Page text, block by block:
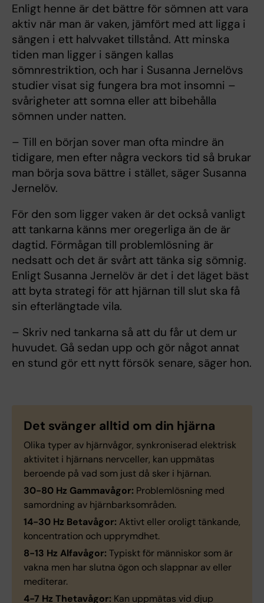
Enligt henne är det bättre för sömnen att vara
aktiv när man är vaken, jämfört med att ligga i
sängen i ett halvvaket tillstånd. Att minska
tiden man ligger i sängen kallas
sömnrestriktion, och har i Susanna Jernelövs
studier visat sig fungera bra mot insomni –
svårigheter att somna eller att bibehålla
sömnen under natten.
– Till en början sover man ofta mindre än
tidigare, men efter några veckors tid så brukar
man börja sova bättre i stället, säger Susanna
Jernelöv.
För den som ligger vaken är det också vanligt
att tankarna känns mer oregerliga än de är
dagtid. Förmågan till problemlösning är
nedsatt och det är svårt att tänka sig sömnig.
Enligt Susanna Jernelöv är det i det läget bäst
att byta strategi för att hjärnan till slut ska få
sin efterlängtade vila.
– Skriv ned tankarna så att du får ut dem ur
huvudet. Gå sedan upp och gör något annat
en stund gör ett nytt försök senare, säger hon.
Det svänger alltid om din hjärna
Olika typer av hjärnvågor, synkroniserad elektrisk
aktivitet i hjärnans nervceller, kan uppmätas
beroende på vad som just då sker i hjärnan.
30-80 Hz Gammavågor: Problemlösning med
samordning av hjärnbarksområden.
14-30 Hz Betavågor: Aktivt eller oroligt tänkande,
koncentration och upprymdhet.
8-13 Hz Alfavågor: Typiskt för människor som är
vakna men har slutna ögon och slappnar av eller
mediterar.
4-7 Hz Thetavågor: Kan uppmätas vid djup